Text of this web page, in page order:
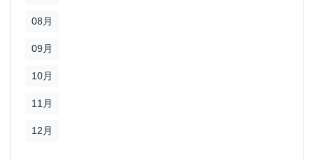
08月
09月
10月
11月
12月